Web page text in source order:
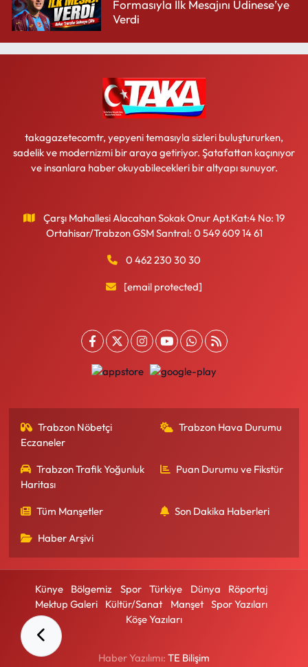
Formasıyla İlk Mesajını Udinese’ye
Verdi
takagazetecomtr, yepyeni temasıyla sizleri buluştururken,
sadelik ve modernizmi bir araya getiriyor. Şatafattan kaçınıyor
ve insanlara haber okuyabilecekleri bir altyapı sunuyor.
Çarşı Mahallesi Alacahan Sokak Onur Apt.Kat:4 No: 19
Ortahisar/Trabzon GSM Santral: 0 549 609 14 61
0 462 230 30 30
[email protected]
Trabzon Nöbetçi
Eczaneler
Trabzon Hava Durumu
Trabzon Trafik Yoğunluk
Haritası
Puan Durumu ve Fikstür
Tüm Manşetler Son Dakika Haberleri
Haber Arşivi
Künye Bölgemiz Spor Türkiye Dünya
Röportaj
Mektup Galeri
Kültür/Sanat Manşet
Spor Yazıları
Köşe Yazıları
Haber Yazılımı: TE Bilişim